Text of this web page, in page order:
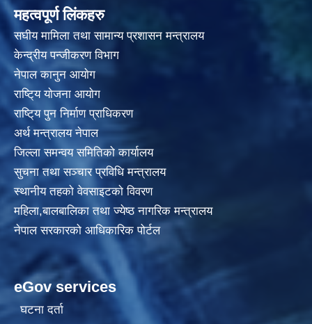
महत्वपूर्ण लिंकहरु
स‌घीय मामिला तथा सामान्य प्रशासन मन्त्रालय
केन्द्रीय पन्जीकरण विभाग
नेपाल कानुन आयाेग
राष्टि्य याेजना आयाेग
राष्टि्य पुन निर्माण प्राधिकरण
अर्थ मन्त्रालय नेपाल
जिल्ला समन्वय समितिको कार्यालय
सुचना तथा सञ्चार प्रविधि मन्त्रालय
स्थानीय तहकाे वेवसाइटकाे विवरण
महिला,बालबालिका तथा ज्येष्ठ नागरिक मन्त्रालय
नेपाल सरकारको आधिकारिक पोर्टल
eGov services
घटना दर्ता